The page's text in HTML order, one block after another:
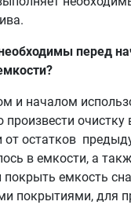
перед
и началом
очистку
от остатков
в емкости, а
покрыть емкость
покрытиями, для